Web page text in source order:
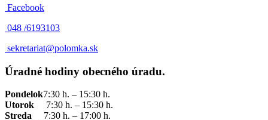
Facebook
048 /6193103
sekretariat@polomka.sk
Úradné hodiny obecného úradu.
Pondelok7:30 h. – 15:30 h.
Utorok 7:30 h. – 15:30 h.
Streda 7:30 h. – 17:00 h.